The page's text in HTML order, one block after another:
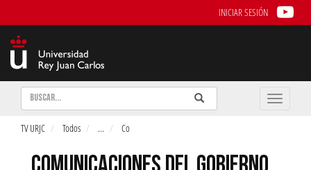
INICIAR SESIÓN
Buscar Enviar
Buscar
Toggle
TV URJC Todos ... Co